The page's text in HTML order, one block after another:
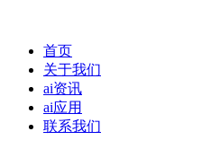
首页
关于我们
ai资讯
ai应用
联系我们